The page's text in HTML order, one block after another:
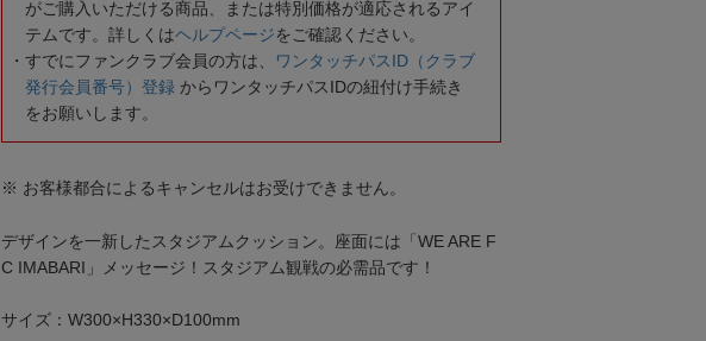
がご購入いただける商品、または特別価格が適応されるアイ
テムです。詳しくはヘルプページをご確認ください。
すでにファンクラブ会員の方は、
ワンタッチパスID（クラブ
発行会員番号）登録 からワンタッチパスIDの紐付け手続き
をお願いします。
※ お客様都合によるキャンセルはお受けできません。
デザインを一新したスタジアムクッション。座面には「WE ARE F
C IMABARI」メッセージ！スタジアム観戦の必需品です！
サイズ：W300×H330×D100mm